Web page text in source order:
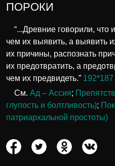
ПОРОКИ
“...Древние говорили, что
чем их выявить, а выявить
их причины, распознать
их предотвратить, а
чем их предвидеть.” 192*187
См. Ад – Ассия;
глупость и болтливость);
патриархальной простоты)